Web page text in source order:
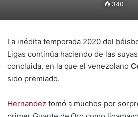
340
La inédita temporada 2020 del
Ligas continúa haciendo de las
concluida, en la que el venezolano
sido premiado.
Hernandez tomó a muchos por